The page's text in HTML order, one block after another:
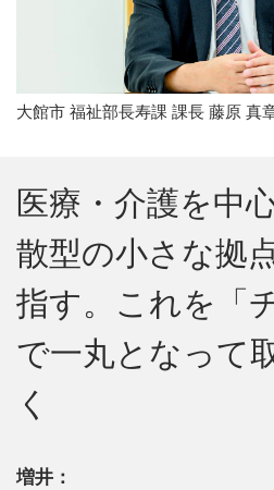
大館市 福祉部長寿課 課長 藤原 真
医療・介護を中
散型の小さな拠
指す。これを「
で一丸となって
く
増井：